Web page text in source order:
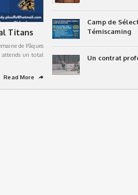
Titans
de Pâques
attends un total
Read More
➦
Camp de
Témiscaming
Un contrat